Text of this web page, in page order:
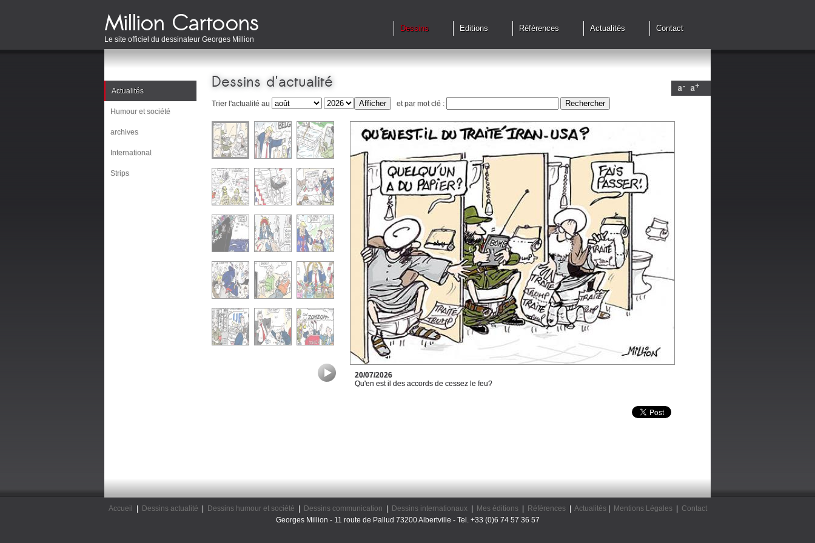
Le site officiel du dessinateur Georges Million
Dessins Editions Références Actualités Contact
Actualités
Humour et société
archives
International
Strips
Dessins d'actualité
Trier l'actualité au et par mot clé :
20/07/2026
Qu'en est il des accords de cessez le feu?
Accueil Dessins actualité Dessins humour et société Dessins communication Dessins internationaux| Mes éditions| Références| Actualités| Mentions Légales|
Contact
Georges Million - 11 route de Pallud 73200 Albertville - Tel. +33 (0)6 74 57 36 57